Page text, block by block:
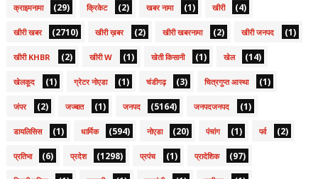
क्राइमनामा (29) क्रिकेट (2) खबर नामा (1) खीरी (4)
खीरी खबर (2710) खीरी ख़बर (2) खीरी खबरनामा (2) खीरी जनपद (1)
खीरी KHBR (2) खीरी W (1) खेती किसानी (1) खेल (14)
खेलकूद (1) ग्रेटर नोएडा (1) चंडीगढ़ (3) चित्रगुप्त आस्था (1)
जंपर (2) जज्बात (1) जनपद (5164) जनपदजनपद (1)
डायलिसिस (1) धार्मिक (594) नोएडा (20) पंचांग (1) पर्व (2)
प्रतिभा (6) प्रदेश (1298) प्रपंच (1) प्रादेशिक (97)